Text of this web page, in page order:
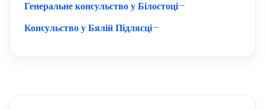
Генеральне консульство у Білостоці
Консульство у Бялій Підлясці